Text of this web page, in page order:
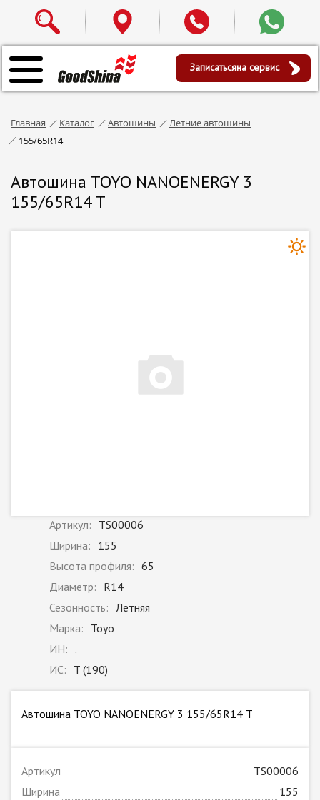
Записатьсяна сервис
Главная Каталог Автошины
Летние автошины
155/65R14
Автошина TOYO NANOENERGY 3
155/65R14 T
Артикул: TS00006
Ширина: 155
Высота профиля: 65
Диаметр: R14
Сезонность: Летняя
Марка: Toyo
ИН: .
ИС: T (190)
Автошина TOYO NANOENERGY 3 155/65R14 T
Артикул
TS00006
Ширина
155